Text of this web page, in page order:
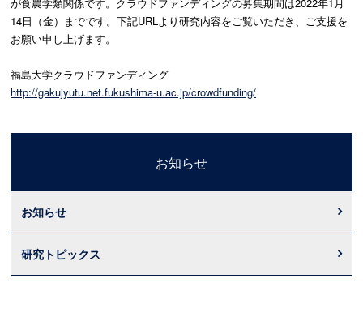
14日（金）までです。 下記URLより研究内容をご覧いただき、ご支援を
お願い申し上げます。
福島大学クラウドファンディング
http://gakujyutu.net.fukushima-u.ac.jp/crowdfunding/
お知らせ
お知らせ
研究トピックス